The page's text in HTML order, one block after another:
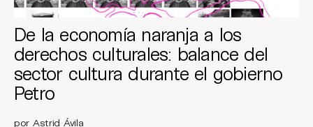
De la economía naranja a los
derechos culturales: balance del
sector cultura durante el gobierno
Petro
por Astrid Ávila